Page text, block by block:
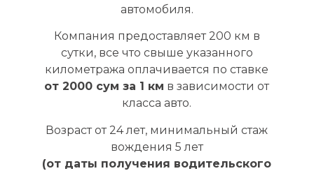
автомобиля.
Компания предоставляет 200 км в
сутки, все что свыше указанного
километража оплачивается по ставке
от 2000 сум за 1 км в зависимости от
класса авто.
Возраст от 24 лет, минимальный стаж
вождения 5 лет
(от даты получения водительского